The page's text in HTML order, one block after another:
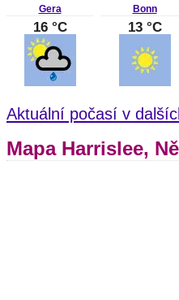
Gera
16 °C
Bonn
13 °C
Aktuální počasí v
Mapa Harrislee,